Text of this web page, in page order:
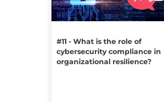
#11 - What is the role of
cybersecurity compliance in
organizational resilience?